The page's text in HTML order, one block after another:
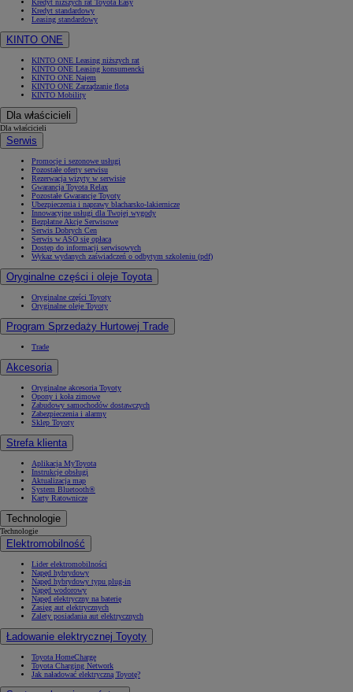
Kredyt niższych rat Toyota Easy
Kredyt standardowy
Leasing standardowy
KINTO ONE
KINTO ONE Leasing niższych rat
KINTO ONE Leasing konsumencki
KINTO ONE Najem
KINTO ONE Zarządzanie flotą
KINTO Mobility
Dla właścicieli
Dla właścicieli
Serwis
Promocje i sezonowe usługi
Pozostałe oferty serwisu
Rezerwacja wizyty w serwisie
Gwarancja Toyota Relax
Pozostałe Gwarancje Toyoty
Ubezpieczenia i naprawy blacharsko-lakiernicze
Innowacyjne usługi dla Twojej wygody
Bezpłatne Akcje Serwisowe
Serwis Dobrych Cen
Serwis w ASO się opłaca
Dostęp do informacji serwisowych
Wykaz wydanych zaświadczeń o odbytym szkoleniu (pdf)
Oryginalne części i oleje Toyota
Oryginalne części Toyoty
Oryginalne oleje Toyoty
Program Sprzedaży Hurtowej Trade
Trade
Akcesoria
Oryginalne akcesoria Toyoty
Opony i koła zimowe
Zabudowy samochodów dostawczych
Zabezpieczenia i alarmy
Sklep Toyoty
Strefa klienta
Aplikacja MyToyota
Instrukcje obsługi
Aktualizacja map
System Bluetooth®
Karty Ratownicze
Technologie
Technologie
Elektromobilność
Lider elektromobilności
Napęd hybrydowy
Napęd hybrydowy typu plug-in
Napęd wodorowy
Napęd elektryczny na baterię
Zasięg aut elektrycznych
Zalety posiadania aut elektrycznych
Ładowanie elektrycznej Toyoty
Toyota HomeCharge
Toyota Charging Network
Jak naładować elektryczną Toyotę?